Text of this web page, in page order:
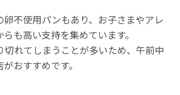
卵不使用パンもあり、お子さまやアレ
も高い支持を集めています。
切れてしまうことが多いため、午前中
おすすめです。